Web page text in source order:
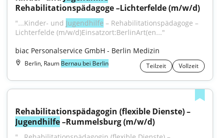
Rehabilitationspädagoge –Lichterfelde (m/w/d)
"...Kinder- und Jugendhilfe – Rehabilitationspädagoge –
Lichterfelde (m⁠/⁠w⁠/⁠d)Einsatzort:BerlinArt(en..."
biac Personalservice GmbH - Berlin Medizin
Berlin, Raum Bernau bei Berlin Teilzeit Vollzeit
Jugendhilfe –Rummelsburg (m/w/d)